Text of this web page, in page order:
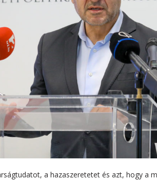
a hazaszeretetet és azt, hogy a